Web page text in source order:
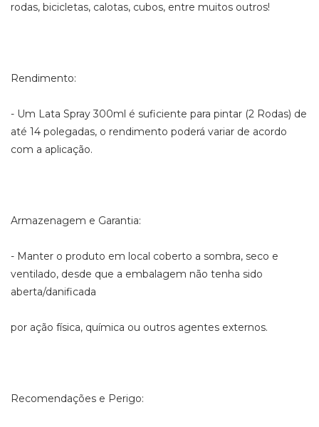
rodas, bicicletas, calotas, cubos, entre muitos outros!
Rendimento:
- Um Lata Spray 300ml é suficiente para pintar (2 Rodas) de
até 14 polegadas, o rendimento poderá variar de acordo
com a aplicação.
Armazenagem e Garantia:
- Manter o produto em local coberto a sombra, seco e
ventilado, desde que a embalagem não tenha sido
aberta/danificada
por ação física, química ou outros agentes externos.
Recomendações e Perigo: